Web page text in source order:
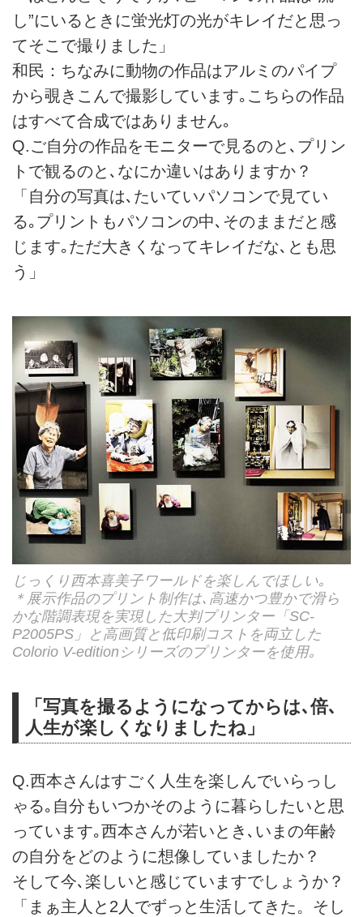
し”にいるときに蛍光灯の光がキレイだと思っ
てそこで撮りました」
和民：ちなみに動物の作品はアルミのパイプ
から覗きこんで撮影しています｡こちらの作品
はすべて合成ではありません｡
Q.ご自分の作品をモニターで見るのと､プリン
トで観るのと､なにか違いはありますか？
「自分の写真は､たいていパソコンで見てい
る｡プリントもパソコンの中､そのままだと感
じます｡ただ大きくなってキレイだな､とも思
う」
じっくり西本喜美子ワールドを楽しんでほしい｡
＊展示作品のプリント制作は､高速かつ豊かで滑ら
かな階調表現を実現した大判プリンター「SC-
P2005PS」と高画質と低印刷コストを両立した
Colorio V-editionシリーズのプリンターを使用｡
「写真を撮るようになってからは､倍､
人生が楽しくなりましたね」
Q.西本さんはすごく人生を楽しんでいらっし
ゃる｡自分もいつかそのように暮らしたいと思
っています｡西本さんが若いとき､いまの年齢
の自分をどのように想像していましたか？
そして今､楽しいと感じていますでしょうか？
「まぁ主人と2人でずっと生活してきた。そし